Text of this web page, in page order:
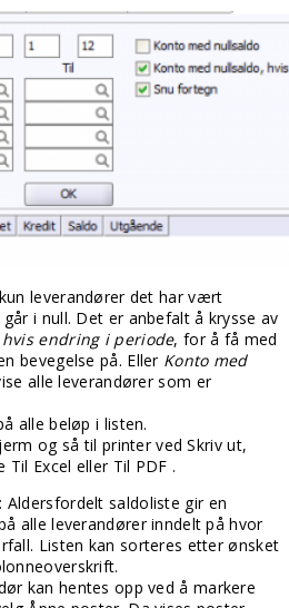
leverandører det har vært
i null. Det er anbefalt å krysse av
endring i periode, for å få med
bevegelse på. Eller Konto med
alle leverandører som er
alle beløp i listen.
og så til printer ved Skriv ut,
Excel eller Til PDF .
: Aldersfordelt saldoliste gir en
alle leverandører inndelt på hvor
Listen kan sorteres etter ønsket
kan hentes opp ved å markere